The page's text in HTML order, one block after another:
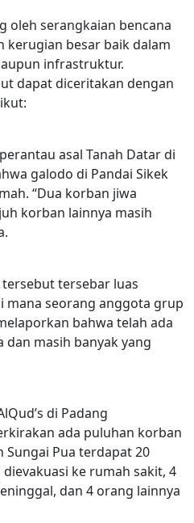
oleh serangkaian bencana
kerugian besar baik dalam
infrastruktur.
dapat diceritakan dengan
asal Tanah Datar di
galodo di Pandai Sikek
“Dua korban jiwa
korban lainnya masih
tersebar luas
mana seorang anggota grup
bahwa telah ada
masih banyak yang
di Padang
ada puluhan korban
Sungai Pua terdapat 20
ke rumah sakit, 4
dan 4 orang lainnya